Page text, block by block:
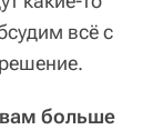
всё с
больше